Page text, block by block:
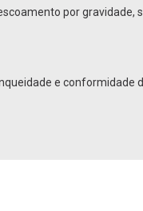
por gravidade,
e conformidade